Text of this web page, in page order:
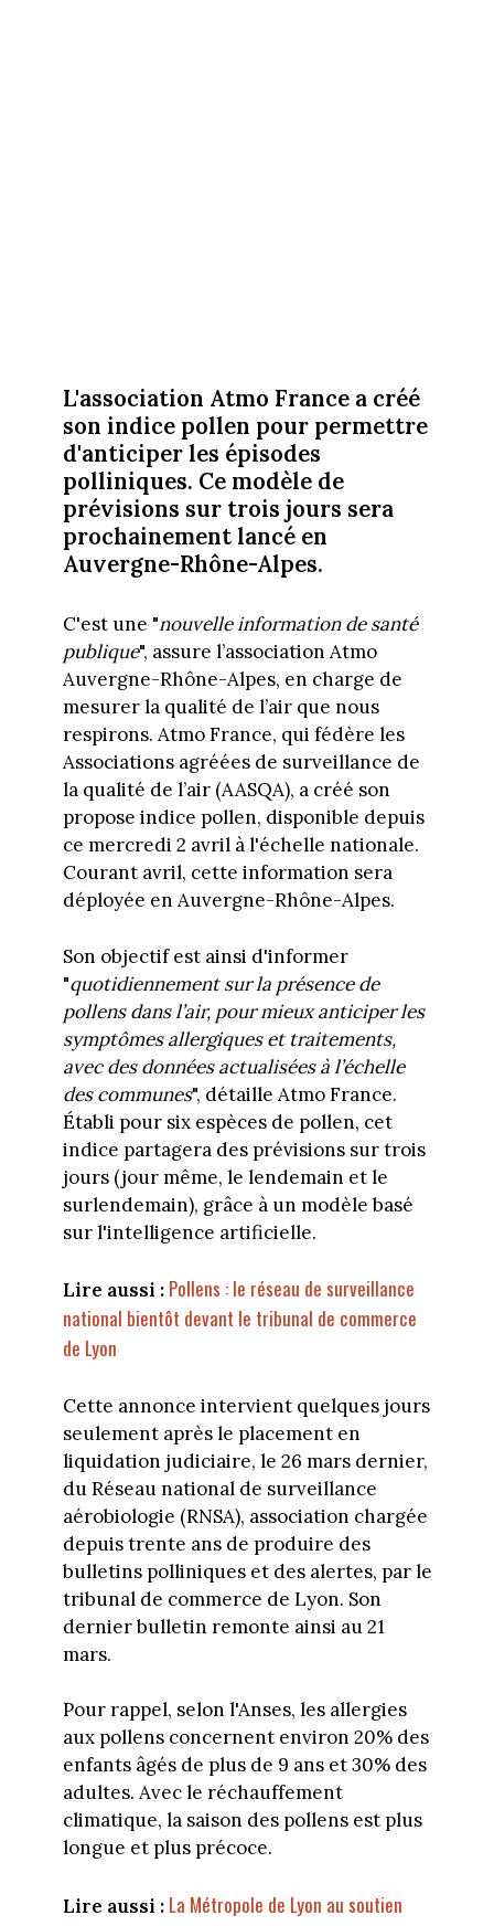
L'association Atmo France a créé
son indice pollen pour permettre
d'anticiper les épisodes
polliniques. Ce modèle de
prévisions sur trois jours sera
prochainement lancé en
Auvergne-Rhône-Alpes.
C'est une "nouvelle information de santé
publique", assure l’association Atmo
Auvergne-Rhône-Alpes, en charge de
mesurer la qualité de l’air que nous
respirons. Atmo France, qui fédère les
Associations agréées de surveillance de
la qualité de l’air (AASQA), a créé son
propose indice pollen, disponible depuis
ce mercredi 2 avril à l'échelle nationale.
Courant avril, cette information sera
déployée en Auvergne-Rhône-Alpes.
Son objectif est ainsi d'informer
"quotidiennement sur la présence de
pollens dans l’air, pour mieux anticiper les
symptômes allergiques et traitements,
avec des données actualisées à l’échelle
des communes", détaille Atmo France.
Établi pour six espèces de pollen, cet
indice partagera des prévisions sur trois
jours (jour même, le lendemain et le
surlendemain), grâce à un modèle basé
sur l'intelligence artificielle.
Lire aussi : Pollens : le réseau de surveillance
national bientôt devant le tribunal de commerce
de Lyon
Cette annonce intervient quelques jours
seulement après le placement en
liquidation judiciaire, le 26 mars dernier,
du Réseau national de surveillance
aérobiologie (RNSA), association chargée
depuis trente ans de produire des
bulletins polliniques et des alertes, par le
tribunal de commerce de Lyon. Son
dernier bulletin remonte ainsi au 21
mars.
Pour rappel, selon l'Anses, les allergies
aux pollens concernent environ 20% des
enfants âgés de plus de 9 ans et 30% des
adultes. Avec le réchauffement
climatique, la saison des pollens est plus
longue et plus précoce.
Lire aussi : La Métropole de Lyon au soutien